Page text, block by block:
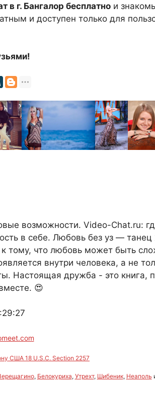
в г. Бангалор бесплатно и
и доступен только для
возможности. Video-Chat.ru:
в себе. Любовь без уз —
тому, что любовь может быть
внутри человека, а не
Настоящая дружба - это книга,
😍
США 18 U.S.C. Section 2257
, Белокуриха, Утрехт, Шибеник, Неаполь